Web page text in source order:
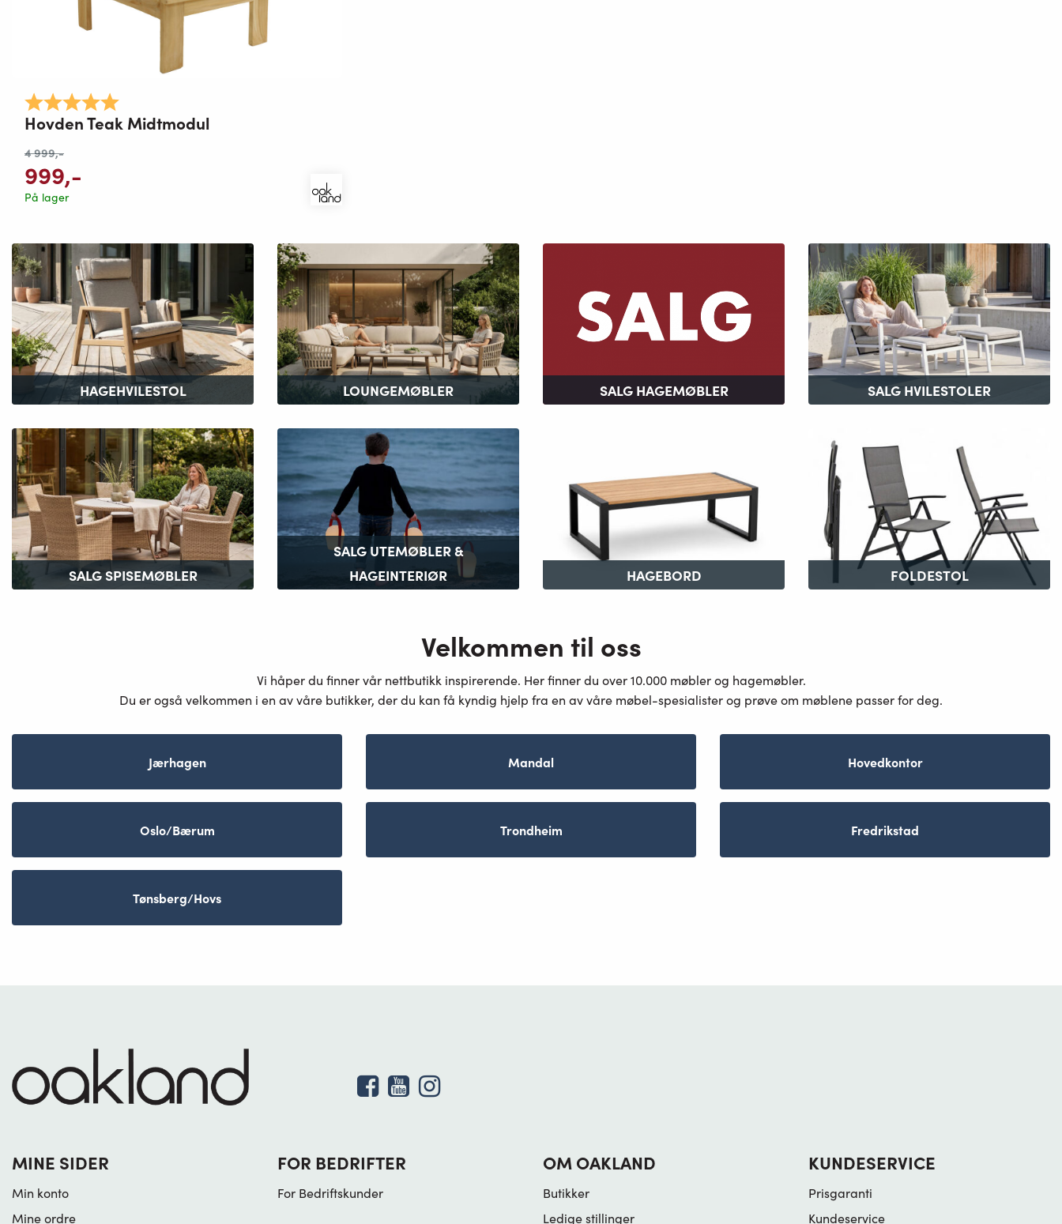
Karakter:
Hovden Teak Midtmodul
4 999,-
999,-
På lager
HAGEHVILESTOL LOUNGEMØBLER SALG HAGEMØBLER SALG HVILESTOLER
SALG SPISEMØBLER
SALG UTEMØBLER &
HAGEINTERIØR
HAGEBORD FOLDESTOL
Velkommen til oss
Vi håper du finner vår nettbutikk inspirerende. Her finner du over 10.000 møbler og hagemøbler.
Du er også velkommen i en av våre butikker, der du kan få kyndig hjelp fra en av våre møbel-spesialister og prøve om møblene passer for deg.
Jærhagen Mandal Hovedkontor
Oslo/Bærum Trondheim Fredrikstad
Tønsberg/Hovs
MINE SIDER
Min konto
Mine ordre
FOR BEDRIFTER
For Bedriftskunder
OM OAKLAND
Butikker
Ledige stillinger
KUNDESERVICE
Prisgaranti
Kundeservice